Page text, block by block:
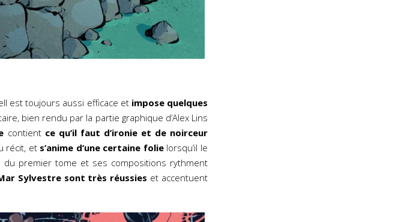
est toujours aussi efficace etimpose quelques
bien rendu par la partie graphique d’Alex Lins
contient ce qu’il faut d’ironie et de noirceur
récit, ets’anime d’une certaine folielorsqu’il le
du premier tome et ses compositions rythment
Sylvestre sont très réussies et accentuent